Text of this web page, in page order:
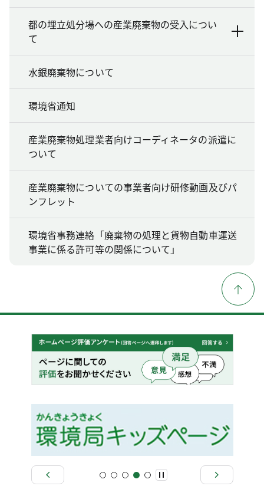
都の埋立処分場への産業廃棄物の受入につい
て
水銀廃棄物について
環境省通知
産業廃棄物処理業者向けコーディネータの派遣に
ついて
産業廃棄物についての事業者向け研修動画及びパ
ンフレット
環境省事務連絡「廃棄物の処理と貨物自動車運送
事業に係る許可等の関係について」